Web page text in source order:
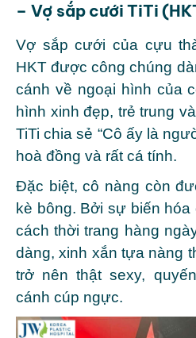
– Vợ sắp cưới TiTi
Vợ sắp cưới của cựu
HKT được công chúng
cánh về ngoại hình của
hình xinh đẹp, trẻ trung
TiTi chia sẻ “Cô ấy là
hoà đồng và rất cá tính.
Đặc biệt, cô nàng còn
kè bông. Bởi sự biến
cách thời trang hàng
dàng, xinh xắn tựa nàng
trở nên thật sexy,
cánh cúp ngực.